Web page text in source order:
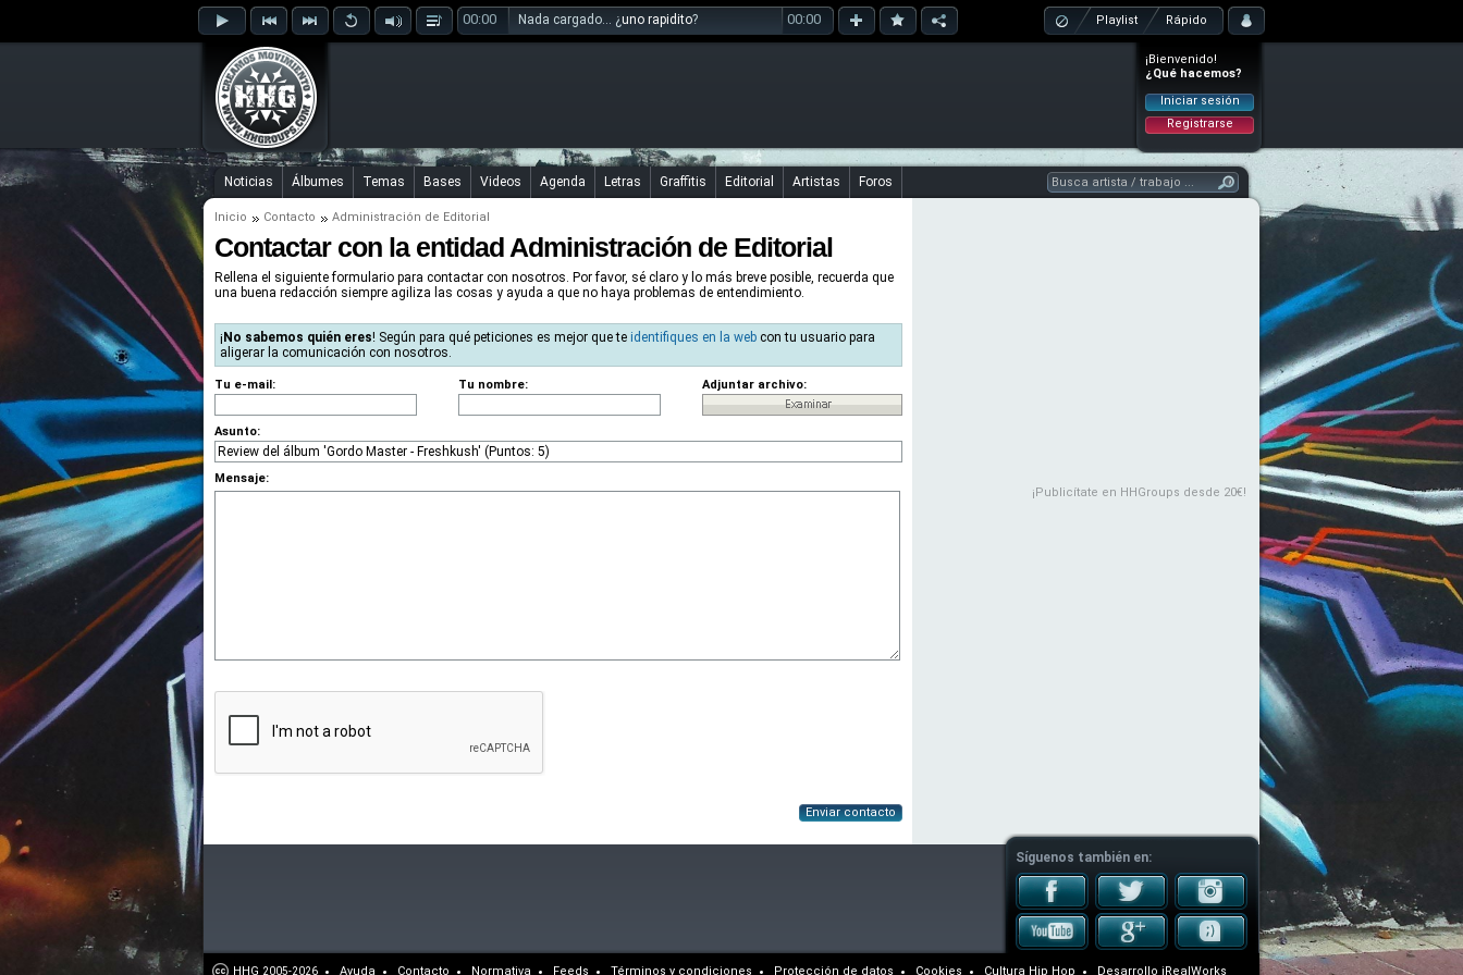
00:00 Nada cargado... ¿uno rapidito? 00:00 Playlist Rápido
¡Bienvenido!
¿Qué hacemos?
Iniciar sesión
Registrarse
Noticias Álbumes Temas Bases Videos Agenda Letras Graffitis Editorial Artistas Foros
Inicio Contacto Administración de Editorial
Contactar con la entidad Administración de Editorial
Rellena el siguiente formulario para contactar con nosotros. Por favor, sé claro y lo más breve posible, recuerda que
una buena redacción siempre agiliza las cosas y ayuda a que no haya problemas de entendimiento.
¡ No sabemos quién eres! Según para qué peticiones es mejor que te identifiques en la web con tu usuario para
aligerar la comunicación con nosotros.
Tu e-mail: Tu nombre: Adjuntar archivo:
Asunto:
Mensaje:
Enviar contacto
¡Publicítate en HHGroups desde 20€!
Síguenos también en:
HHG 2005-2026 Ayuda Contacto Normativa Feeds Términos y condiciones Protección de datos Cookies Cultura Hip Hop Desarrollo iRealWorks